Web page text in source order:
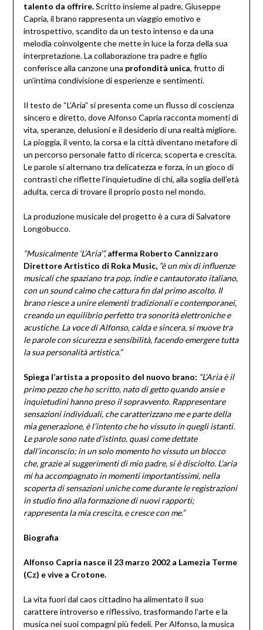
talento da offrire.Scritto insieme al padre, Giuseppe
Capria, il brano rappresenta un viaggio emotivo e
introspettivo, scandito da un testo intenso e da una
melodia coinvolgente che mette in luce la forza della sua
interpretazione. La collaborazione tra padre e figlio
conferisce alla canzone una profondità unica, frutto di
un’intima condivisione di esperienze e sentimenti.
Il testo de “L’Aria” si presenta come un flusso di coscienza
sincero e diretto, dove Alfonso Capria racconta momenti di
vita, speranze, delusioni e il desiderio di una realtà migliore.
La pioggia, il vento, la corsa e la città diventano metafore di
un percorso personale fatto di ricerca, scoperta e crescita.
Le parole si alternano tra delicatezza e forza, in un gioco di
contrasti che riflette l’inquietudine di chi, alla soglia dell’età
adulta, cerca di trovare il proprio posto nel mondo.
La produzione musicale del progetto è a cura di Salvatore
Longobucco.
“Musicalmente ‘L’Aria'”, afferma Roberto Cannizzaro
Direttore Artistico di Roka Music, “è un mix di influenze
musicali che spaziano tra pop, indie e cantautorato italiano,
con un sound calmo che cattura fin dal primo ascolto. Il
brano riesce a unire elementi tradizionali e contemporanei,
creando un equilibrio perfetto tra sonorità elettroniche e
acustiche. La voce di Alfonso, calda e sincera, si muove tra
le parole con sicurezza e sensibilità, facendo emergere tutta
la sua personalità artistica.”
Spiega l’artista a proposito del nuovo brano: “L’Aria è il
primo pezzo che ho scritto, nato di getto quando ansie e
inquietudini hanno preso il sopravvento. Rappresentare
sensazioni individuali, che caratterizzano me e parte della
mia generazione, è l’intento che ho vissuto in quegli istanti.
Le parole sono nate d’istinto, quasi come dettate
dall’inconscio; in un solo momento ho vissuto un blocco
che, grazie ai suggerimenti di mio padre, si è disciolto. L’aria
mi ha accompagnato in momenti importantissimi, nella
scoperta di sensazioni uniche come durante le registrazioni
in studio fino alla formazione di nuovi rapporti;
rappresenta la mia crescita, e cresce con me.”
Biografia
Alfonso Capria nasce il 23 marzo 2002 a Lamezia Terme
(Cz) e vive a Crotone.
La vita fuori dal caos cittadino ha alimentato il suo
carattere introverso e riflessivo, trasformando l’arte e la
musica nei suoi compagni più fedeli. Per Alfonso, la musica